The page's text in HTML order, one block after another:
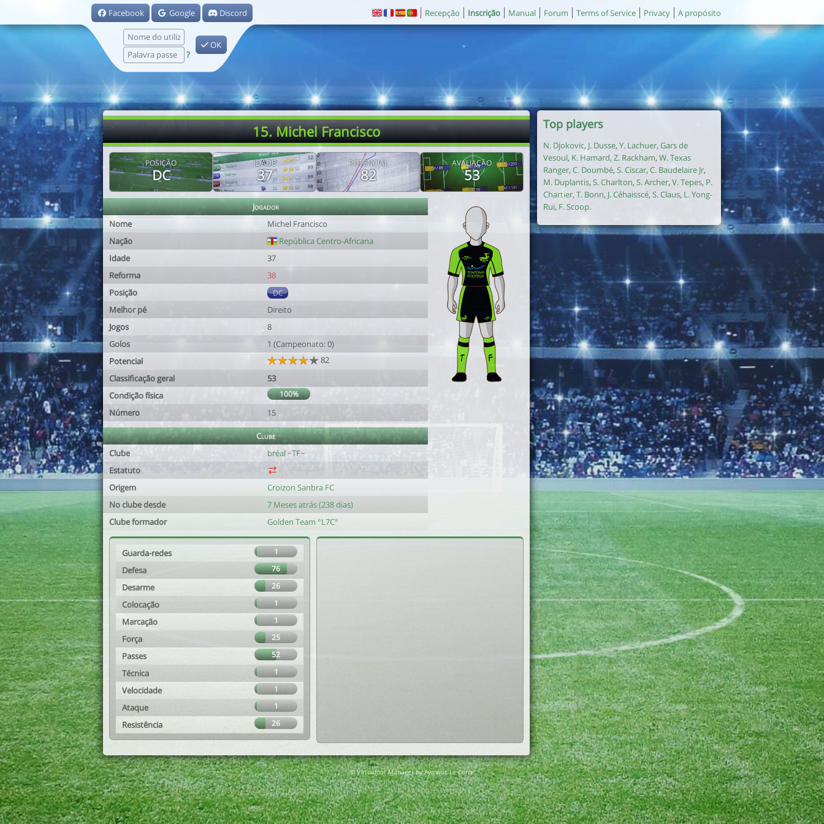
Facebook Google Discord
?
OK
Recepção Inscrição Manual Forum Terms of Service Privacy A propósito
15. Michel Francisco
POSIÇÃO
DC
IDADE
37
POTENCIAL
82
AVALIAÇÃO
53
Jogador
Nome
Michel Francisco
Nação
República Centro-Africana
Idade
37
Reforma
38
Posição
DC
Melhor pé
Direito
Jogos
8
Golos
1 (Campeonato: 0)
Potencial
82
Classificação geral
53
Condição física
100%
Número 15
Clube
Clube
bréal ~TF~
Estatuto
Origem
Croizon Sanbra FC
No clube desde
7 Meses atrás (238 dias)
Clube formador
Golden Team °L7C°
Guarda-redes 1
Defesa 76
Desarme 26
Colocação 1
Marcação 1
Força 25
Passes 52
Técnica 1
Velocidade 1
Ataque 1
Resistência 26
Top players
N. Djokovic, J. Dusse, Y. Lachuer, Gars de
Vesoul, K. Hamard, Z. Rackham, W. Texas
Ranger, C. Doumbé, S. Ciscar, C. Baudelaire Jr,
M. Duplantis, S. Charlton, S. Archer, V. Tepes, P.
Chartier, T. Bonn, J. Céhaisscé, S. Claus, L. Yong-
Rui, F. Scoop.
© Virtuafoot Manager by Aymeric Le Corre